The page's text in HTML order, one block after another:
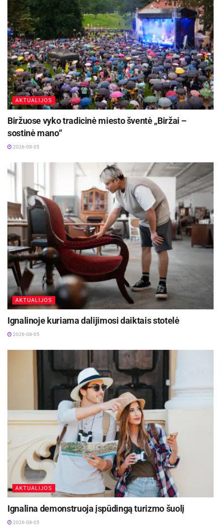
abipusį supratimą ir bendradarbiavimą,
grindžiamą bendromis vertybėmis, ir taip
sustiprins mūsų šalių strateginę partnerystę.
Šaltinis: Jonavos rajono savivaldybė
AKTUALIJOS
Biržuose vyko tradicinė miesto šventė „Biržai –
sostinė mano“
2026-08-05
AKTUALIJOS
Ignalinoje kuriama dalijimosi daiktais stotelė
2026-08-05
AKTUALIJOS
Ignalina demonstruoja įspūdingą turizmo šuolį
2026-08-05